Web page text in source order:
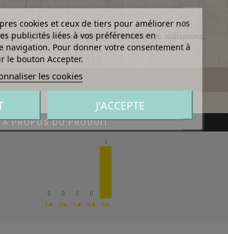
un largechoix de produits afin d'embellir vos réalisations.
À PROPOS DU PRODUIT
0
1★
0
2★
0
3★
0
4★
2
5★
cookies et ceux de tiers pour améliorer nos
publicités liées à vos préférences en
navigation. Pour donner votre consentement à
le bouton Accepter.
les cookies
J'ACCEPTE